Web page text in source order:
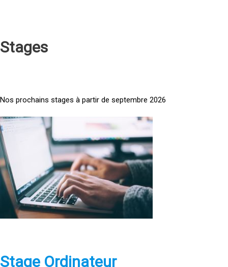
Stages
Nos prochains stages à partir de septembre 2026
<
a
h
e
f
pStage Ordinateur